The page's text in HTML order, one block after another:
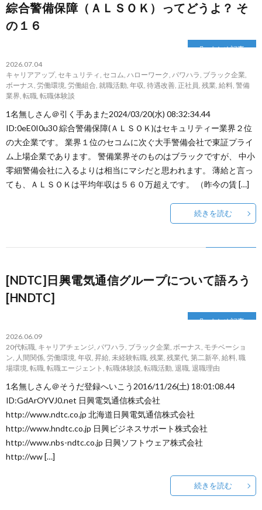
綜合警備保障（ＡＬＳＯＫ）ってどうよ？ そ
の１６
まとめ記事
2026.07.04
キャリアアップ, セキュリティ, セコム, ハローワーク, パワハラ, ブラック企業,
ボーナス, 労働環境, 労働組合, 就職活動, 年収, 待遇改善, 正社員, 残業, 給料, 警備
業界, 転職, 転職体験談
1名無しさん＠引く手あまた2024/03/20(水) 08:32:34.44
ID:0eE0I0u30 綜合警備保障(ＡＬＳＯＫ)はセキュリティー業界２位
の大企業です。 業界１位のセコムに次ぐ大手警備会社で東証プライ
ム上場企業であります。 警備業界そのものはブラックですが、 中小
零細警備会社に入るよりは相当にマシだと思われます。 薄給と言っ
ても、ＡＬＳＯＫは平均年収は５６０万超えです。 （昨今の賃 […]
続きを読む
[NDTC]日興電気通信グループについて語ろう
[HNDTC]
まとめ記事
2026.06.09
20代転職, キャリアチェンジ, パワハラ, ブラック企業, ボーナス, モチベーショ
ン, 人間関係, 労働環境, 年収, 昇給, 未経験転職, 残業, 残業代, 第二新卒, 給料, 職
場環境, 転職, 転職エージェント , 転職体験談, 転職活動, 退職, 退職理由
1名無しさん＠そうだ登録へいこう2016/11/26(土) 18:01:08.44
ID:GdArOYVJ0.net 日興電気通信株式会社
http://www.ndtc.co.jp 北海道日興電気通信株式会社
http://www.hndtc.co.jp 日興ビジネスサポート株式会社
http://www.nbs-ndtc.co.jp 日興ソフトウェア株式会社
http://ww […]
続きを読む